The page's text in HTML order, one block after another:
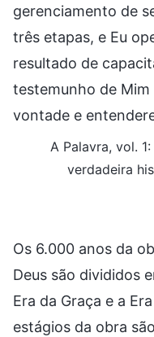
gerenciamento de
três etapas, e Eu
resultado de
testemunho de
vontade e
A Palavra, vol.
verdadeira
Os 6.000 anos da
Deus são divididos
Era da Graça e a
estágios da obra